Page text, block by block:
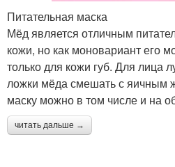
Питательная маска
Мёд является отличным
кожи, но как моновариант его
только для кожи губ. Для лица
ложки мёда смешать с яичным
маску можно в том числе и на
читать дальше →